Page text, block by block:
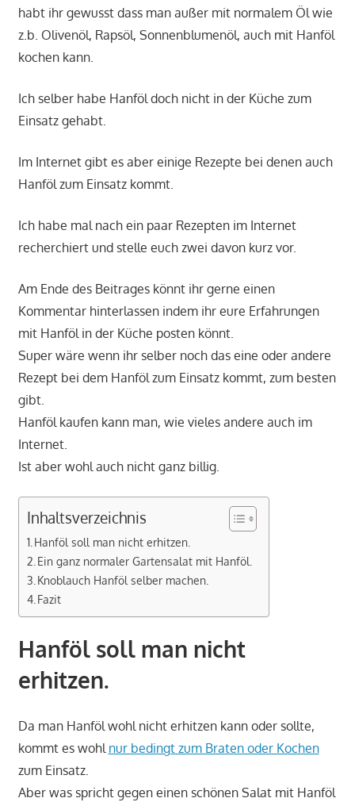
habt ihr gewusst dass man außer mit normalem Öl wie
z.b. Olivenöl, Rapsöl, Sonnenblumenöl, auch mit Hanföl
kochen kann.
Ich selber habe Hanföl doch nicht in der Küche zum
Einsatz gehabt.
Im Internet gibt es aber einige Rezepte bei denen auch
Hanföl zum Einsatz kommt.
Ich habe mal nach ein paar Rezepten im Internet
recherchiert und stelle euch zwei davon kurz vor.
Am Ende des Beitrages könnt ihr gerne einen
Kommentar hinterlassen indem ihr eure Erfahrungen
mit Hanföl in der Küche posten könnt.
Super wäre wenn ihr selber noch das eine oder andere
Rezept bei dem Hanföl zum Einsatz kommt, zum besten
gibt.
Hanföl kaufen kann man, wie vieles andere auch im
Internet.
Ist aber wohl auch nicht ganz billig.
Inhaltsverzeichnis
Hanföl soll man nicht erhitzen.
Ein ganz normaler Gartensalat mit Hanföl.
Knoblauch Hanföl selber machen.
Fazit
Hanföl soll man nicht
erhitzen.
Da man Hanföl wohl nicht erhitzen kann oder sollte,
kommt es wohl nur bedingt zum Braten oder Kochen
zum Einsatz.
Aber was spricht gegen einen schönen Salat mit Hanföl